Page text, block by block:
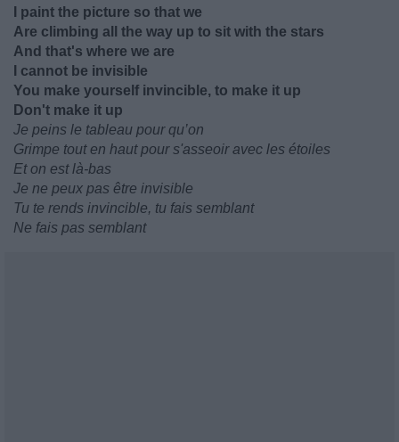
I paint the picture so that we
Are climbing all the way up to sit with the stars
And that's where we are
I cannot be invisible
You make yourself invincible, to make it up
Don't make it up
Je peins le tableau pour qu’on
Grimpe tout en haut pour s'asseoir avec les étoiles
Et on est là-bas
Je ne peux pas être invisible
Tu te rends invincible, tu fais semblant
Ne fais pas semblant